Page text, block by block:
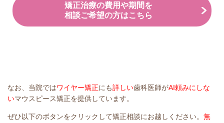
矯正治療の費用や期間を
相談ご希望の方はこちら
なお、当院ではワイヤー矯正にも詳しい歯科医師がAI頼みにしな
いマウスピース矯正を提供しています。
ぜひ以下のボタンをクリックして矯正相談にお越しください。 無